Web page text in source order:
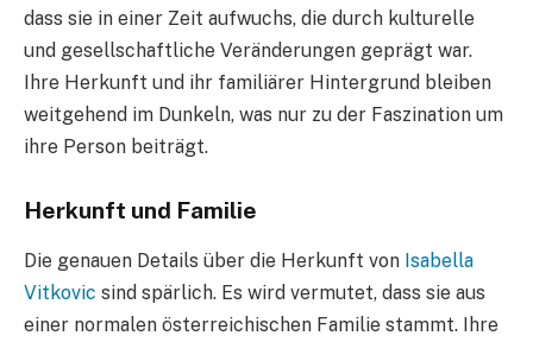
dass sie in einer Zeit aufwuchs, die durch kulturelle
und gesellschaftliche Veränderungen geprägt war.
Ihre Herkunft und ihr familiärer Hintergrund bleiben
weitgehend im Dunkeln, was nur zu der Faszination um
ihre Person beiträgt.
Herkunft und Familie
Die genauen Details über die Herkunft von Isabella
Vitkovic sind spärlich. Es wird vermutet, dass sie aus
einer normalen österreichischen Familie stammt. Ihre